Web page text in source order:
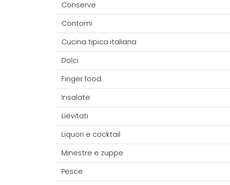
Conserve
Contorni
Cucina tipica italiana
Dolci
Finger food
Insalate
Lievitati
Liquori e cocktail
Minestre e zuppe
Pesce